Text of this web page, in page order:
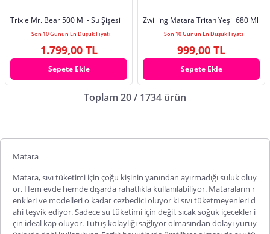
Trixie Mr. Bear 500 Ml - Su Şişesi
Son 10 Günün En Düşük Fiyatı
1.799,00 TL
Sepete Ekle
Zwilling Matara Tritan Yeşil 680 Ml
Son 10 Günün En Düşük Fiyatı
999,00 TL
Sepete Ekle
Toplam 20 / 1734 ürün
Matara
Matara, sıvı tüketimi için çoğu kişinin yanından ayırmadığı suluk oluy
or. Hem evde hemde dışarda rahatlıkla kullanılabiliyor. Mataraların r
enkleri ve modelleri o kadar cezbedici oluyor ki sıvı tüketmeyenleri d
ahi teşvik ediyor. Sadece su tüketimi için değil, sıcak soğuk içecekler i
çin ideal kap oluyor. Tutuş kolaylığı sağlıyor olmasından dolayı yürüy